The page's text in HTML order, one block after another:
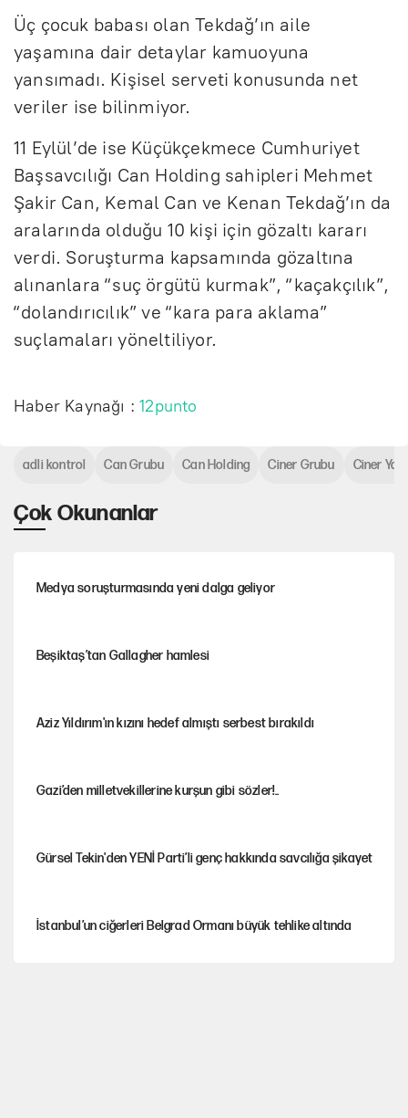
Üç çocuk babası olan Tekdağ’ın aile
yaşamına dair detaylar kamuoyuna
yansımadı. Kişisel serveti konusunda net
veriler ise bilinmiyor.
11 Eylül’de ise Küçükçekmece Cumhuriyet
Başsavcılığı Can Holding sahipleri Mehmet
Şakir Can, Kemal Can ve Kenan Tekdağ’ın da
aralarında olduğu 10 kişi için gözaltı kararı
verdi. Soruşturma kapsamında gözaltına
alınanlara “suç örgütü kurmak”, “kaçakçılık”,
“dolandırıcılık” ve “kara para aklama”
suçlamaları yöneltiliyor.
Haber Kaynağı :12punto
Çok Okunanlar
Medya soruşturmasında yeni dalga geliyor
Beşiktaş’tan Gallagher hamlesi
Aziz Yıldırım'ın kızını hedef almıştı serbest bırakıldı
Gazi’den milletvekillerine kurşun gibi sözler!..
Gürsel Tekin'den YENİ Parti’li genç hakkında savcılığa şikayet
İstanbul’un ciğerleri Belgrad Ormanı büyük tehlike altında
adli kontrol Can Grubu Can Holding Ciner Grubu Ciner